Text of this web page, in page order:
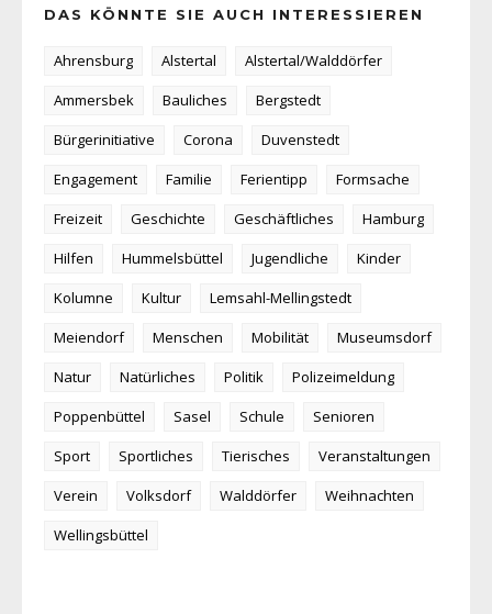
DAS KÖNNTE SIE AUCH INTERESSIEREN
Ahrensburg Alstertal
Alstertal/Walddörfer
Ammersbek
Bauliches
Bergstedt
Bürgerinitiative
Corona
Duvenstedt
Engagement
Familie Ferientipp
Formsache
Freizeit
Geschichte Geschäftliches
Hamburg
Hilfen
Hummelsbüttel Jugendliche
Kinder
Kolumne
Kultur
Lemsahl-Mellingstedt
Meiendorf
Menschen Mobilität
Museumsdorf
Natur
Natürliches Politik
Polizeimeldung
Poppenbüttel
Sasel Schule
Senioren
Sport
Sportliches Tierisches
Veranstaltungen
Verein
Volksdorf Walddörfer
Weihnachten
Wellingsbüttel